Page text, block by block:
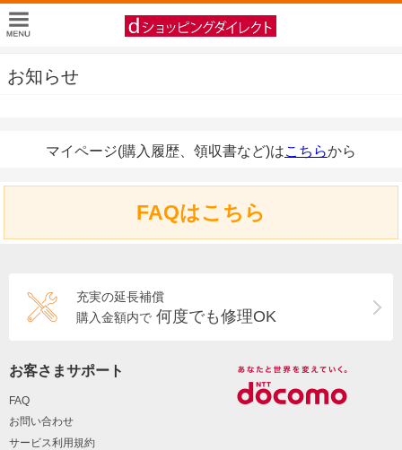
お知らせ
マイページ(購入履歴、領収書など)はこちらから
FAQはこちら
充実の延長補償
購入金額内で 何度でも修理OK
お客さまサポート
FAQ
お問い合わせ
サービス利用規約